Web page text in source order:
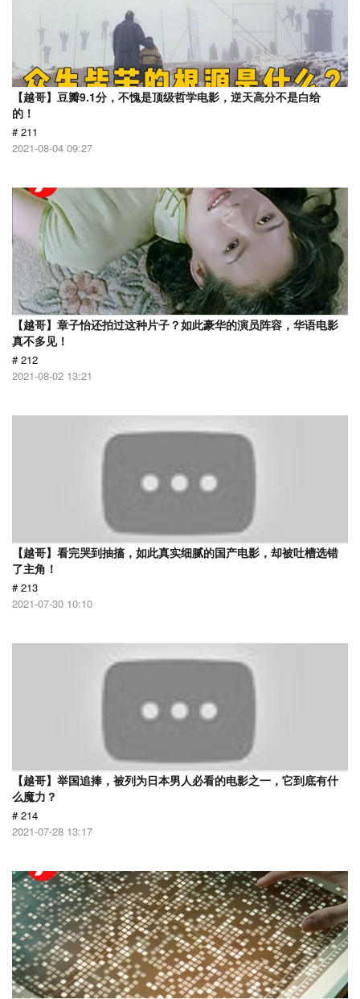
【越哥】豆瓣9.1分，不愧是顶级哲学电影，逆天高分不是白给
的！
# 211
2021-08-04 09:27
【越哥】章子怡还拍过这种片子？如此豪华的演员阵容，华语电影
真不多见！
# 212
2021-08-02 13:21
【越哥】看完哭到抽搐，如此真实细腻的国产电影，却被吐槽选错
了主角！
# 213
2021-07-30 10:10
【越哥】举国追捧，被列为日本男人必看的电影之一，它到底有什
么魔力？
# 214
2021-07-28 13:17